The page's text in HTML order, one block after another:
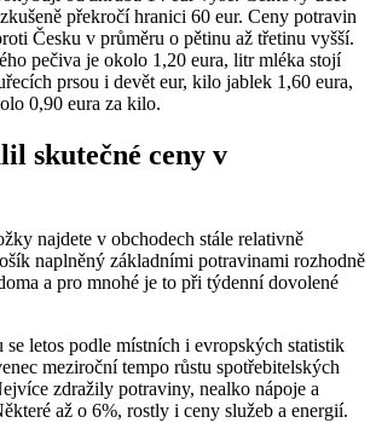
překročí hranici 60 eur. Ceny potravin
Česku v průměru o pětinu až třetinu vyšší.
pečiva je okolo 1,20 eura, litr mléka stojí
prsou i devět eur, kilo jablek 1,60 eura,
0,90 eura za kilo.
skutečné ceny v
najdete v obchodech stále relativně
naplněný základními potravinami rozhodně
a pro mnohé je to při týdenní dovolené
letos podle místních i evropských statistik
meziroční tempo růstu spotřebitelských
zdražily potraviny, nealko nápoje a
až o 6%, rostly i ceny služeb a energií.